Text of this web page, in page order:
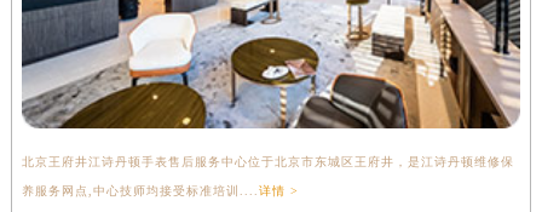
北京王府井江诗丹顿手表售后服务中心位于北京市东城区王府井，是江诗丹顿维修保
养服务网点,中心技师均接受标准培训.... 详情 >